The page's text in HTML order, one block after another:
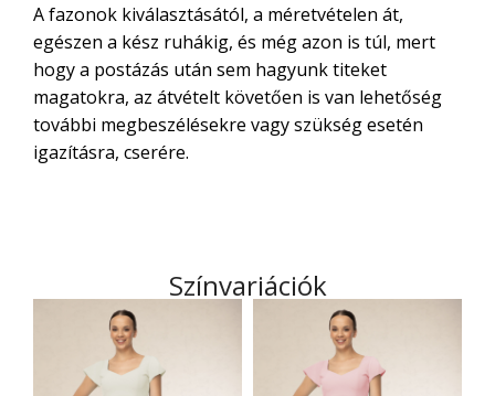
A fazonok kiválasztásától, a méretvételen át,
egészen a kész ruhákig, és még azon is túl, mert
hogy a postázás után sem hagyunk titeket
magatokra, az átvételt követően is van lehetőség
további megbeszélésekre vagy szükség esetén
igazításra, cserére.
Színvariációk